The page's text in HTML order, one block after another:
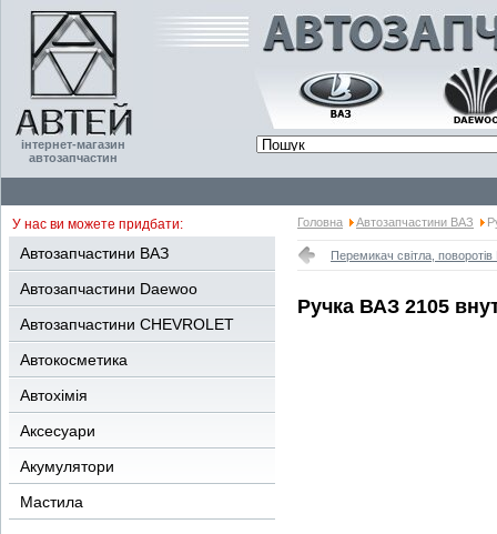
інтернет-магазин
автозапчастин
У нас ви можете придбати:
Автозапчастини ВАЗ
Автозапчастини Daewoo
Автозапчастини CHEVROLET
Автокосметика
Автохімія
Аксесуари
Акумулятори
Мастила
Головна Автозапчастини ВАЗ
Перемикач світла,
Ручка ВАЗ 2105